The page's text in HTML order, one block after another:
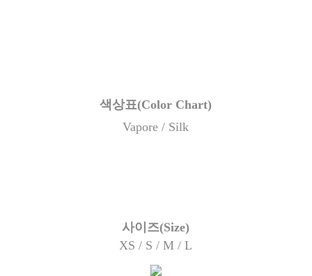
색상표(Color Chart)
Vapore / Silk
사이즈(Size)
XS / S / M / L